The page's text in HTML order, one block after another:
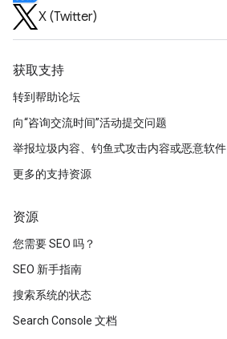
X (Twitter)
获取支持
转到帮助论坛
向“咨询交流时间”活动提交问题
举报垃圾内容、钓鱼式攻击内容或恶意软件
更多的支持资源
资源
您需要 SEO 吗？
SEO 新手指南
搜索系统的状态
Search Console 文档